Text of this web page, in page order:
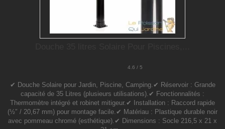
4.6 / 5
✔ Douche Solaire pour Jardin, Piscine, Camping.✔ Réservoir : Grande
capacité de 35 Litres (plusieurs utilisations).✔ Fonctionnalités :
Thermomètre intégré et robinet mitigeur.✔ Installation : Raccord rapide
(½″ / 20,67 mm) pour montage facile.✔ Matériau : Plastique durable noir
avec pommeau chromé (esthétique).✔ Dimensions : Socle 216,5 x 21 x